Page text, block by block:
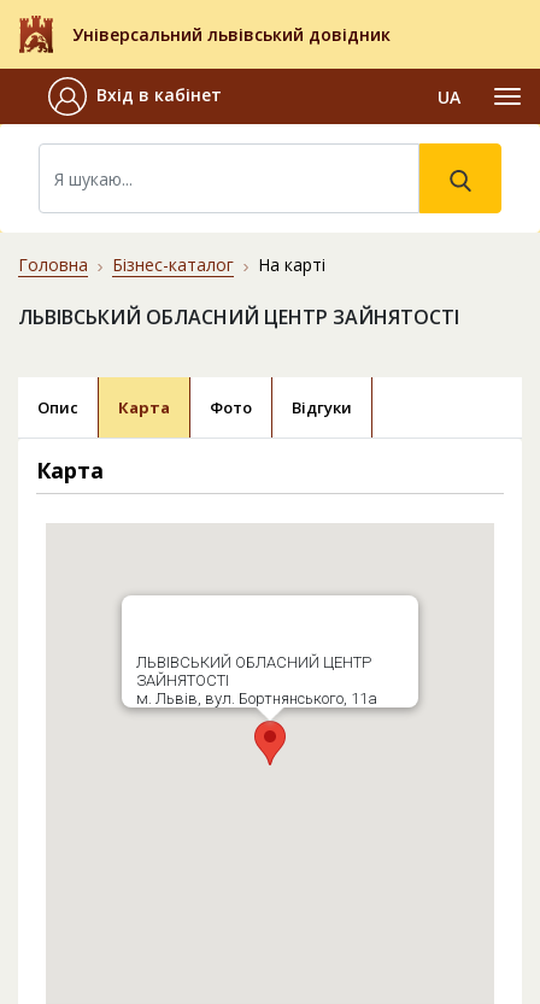
Універсальний львівський довідник
Вхід в кабінет UA
Головна Бізнес-каталог На карті
ЛЬВІВСЬКИЙ ОБЛАСНИЙ ЦЕНТР ЗАЙНЯТОСТІ
Опис Карта Фото Відгуки
Карта
ЛЬВІВСЬКИЙ ОБЛАСНИЙ ЦЕНТР
ЗАЙНЯТОСТІ
м. Львів, вул. Бортнянського, 11а